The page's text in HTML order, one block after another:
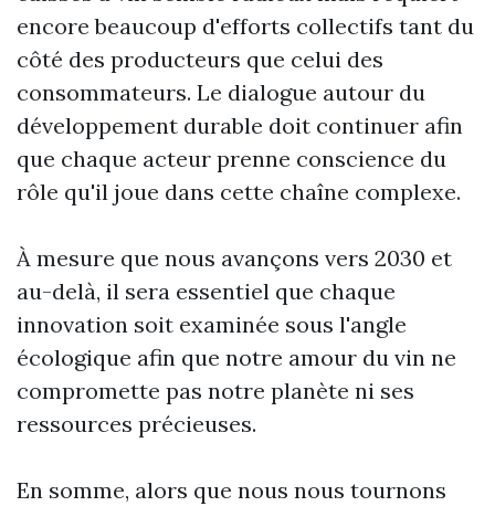
encore beaucoup d'efforts collectifs tant du
côté des producteurs que celui des
consommateurs. Le dialogue autour du
développement durable doit continuer afin
que chaque acteur prenne conscience du
rôle qu'il joue dans cette chaîne complexe.
À mesure que nous avançons vers 2030 et
au-delà, il sera essentiel que chaque
innovation soit examinée sous l'angle
écologique afin que notre amour du vin ne
compromette pas notre planète ni ses
ressources précieuses.
En somme, alors que nous nous tournons